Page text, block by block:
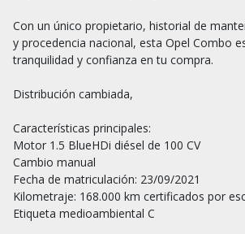
Con un único propietario, historial de
y procedencia nacional, esta Opel Combo
tranquilidad y confianza en tu compra.
Distribución cambiada,
Características principales:
Motor 1.5 BlueHDi diésel de 100 CV
Cambio manual
Fecha de matriculación: 23/09/2021
Kilometraje: 168.000 km certificados por
Etiqueta medioambiental C